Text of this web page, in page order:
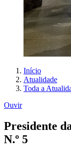
Início
Atualidade
Toda a
Ouvir
Presidente
N.º 5